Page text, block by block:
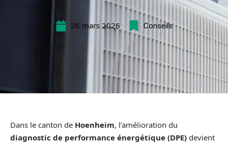
26 mars 2026 Conseils
Dans le canton de Hoenheim, l’amélioration du
diagnostic de performance énergétique (DPE) devient